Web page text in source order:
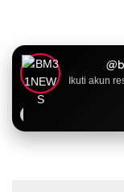
Ikuti akun